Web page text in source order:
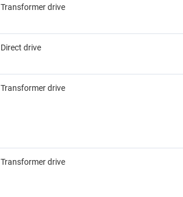
Transformer drive
Direct drive
Transformer drive
Transformer drive